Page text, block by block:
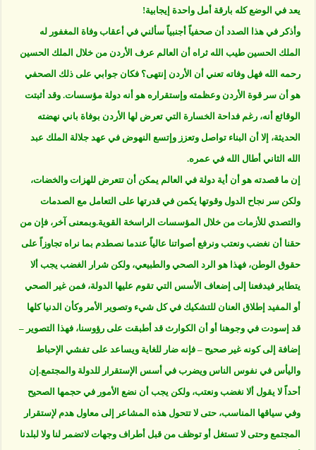
يعد في الوضع كله بارقة أمل واحدة إيجابية!
وأذكر في هذا الصدد أن صحفياً أجنبياً سألني في أعقاب وفاة المغفور له
الملك الحسين طيب الله ثراه أن العالم عرف الأردن من خلال الملك الحسين
رحمه الله فهل وفاته تعني أن الأردن إنتهى؟ فكان جوابي على ذلك الصحفي
هو أن سر قوة الأردن وعظمته وإستقراره هو أنه دولة مؤسسات. وقد أثبتت
الوقائع أنه، رغم فداحة الخسارة التي تعرض لها الأردن بوفاة باني نهضته
الحديثة، إلا أن البناء تواصل وتعزز وإتسع النهوض في عهد جلالة الملك عبد
الله الثاني أطال الله في عمره.
إن ما قصدته هو أن أية دولة في العالم يمكن أن تتعرض للهزات والخضات،
ولكن سر نجاح الدول وقوتها يكمن في قدرتها على التعامل مع الصدمات
والتصدي للأزمات من خلال المؤسسات الراسخة القوية.وبمعنى آخر، فإن من
حقنا أن نغضب ونعتب ونرفع أصواتنا عالياً عندما نصطدم بما نراه تجاوزاً على
حقوق الوطن، فهذا هو الرد الصحي والطبيعي، ولكن شرار الغضب يجب ألا
يتطاير فيدفعنا إلى إضعاف الأسس التي تقوم عليها الدولة، فمن غير الصحي
أو المفيد إطلاق العنان للتشكيك في كل شيء وتصوير الأمر وكأن الدنيا كلها
قد إسودت في وجوهنا أو أن الكوارث قد أطبقت على رؤوسنا، فهذا التصوير –
إضافة إلى كونه غير صحيح – فإنه ضار للغاية ويساعد على تفشي الإحباط
واليأس في نفوس الناس ويضرب في أسس الإستقرار للدولة والمجتمع.إن
أحداً لا يقول ألا نغضب ونعتب، ولكن يجب أن نضع الأمور في حجمها الصحيح
وفي سياقها المناسب، حتى لا تتحول هذه المشاعر إلى معاول هدم لإستقرار
المجتمع وحتى لا تستغل أو توظف من قبل أطراف وجهات لاتضمر لنا ولا لبلدنا